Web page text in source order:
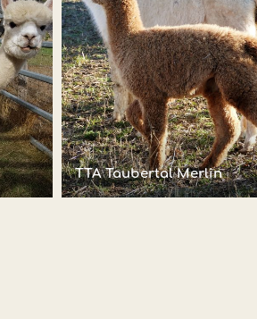
TTA Taubertal Merlin